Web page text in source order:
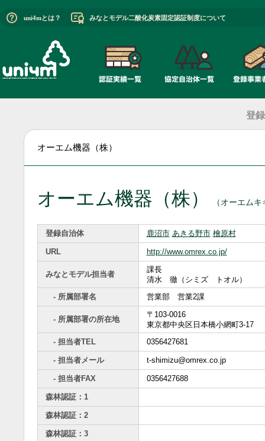
uni4mとは？ みなとモデル二酸化炭素固定認証制度について
登
オーエム機器（株）
オーエム機器（株） （オーエムキ
登録自治体 鹿沼市 あきる野市 檜原村
URL http://www.omrex.co.jp/
みなとモデル担当者
課長
清水 徹（シミズ トオル）
- 所属部署名
営業部 営業2課
- 所属部署の所在地
〒103-0016
東京都中央区日本橋小網町3-17
- 担当者TEL
0356427681
- 担当者メール t-shimizu@omrex.co.jp
- 担当者FAX 0356427688
森林認証：1
森林認証：2
森林認証：3